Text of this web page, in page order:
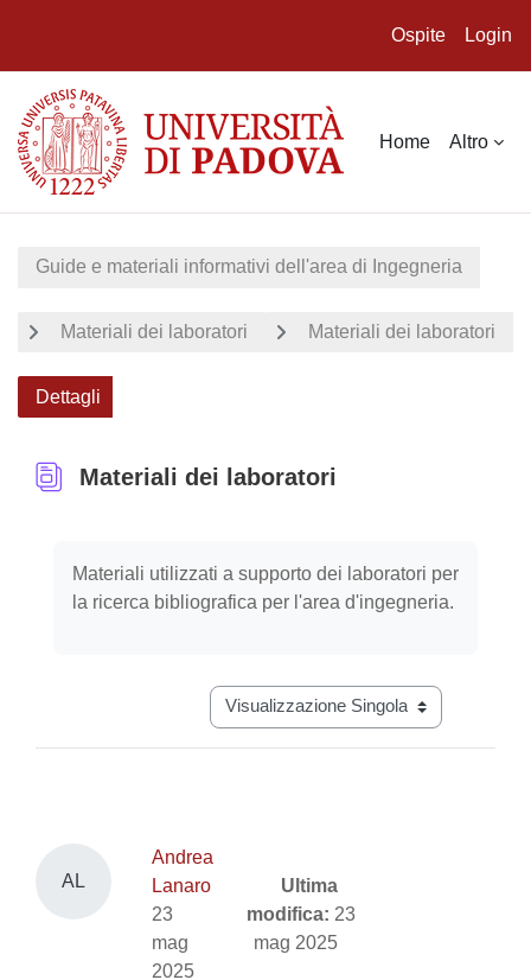
Ospite Login
Home Altro
Guide e materiali informativi dell'area di Ingegneria
Materiali dei laboratori Materiali dei laboratori
Dettagli
Materiali dei laboratori
Materiali utilizzati a supporto dei laboratori per
la ricerca bibliografica per l'area d'ingegneria.
Navigazione terziaria modalità
AL
Andrea
Lanaro
23
mag
2025
Ultima
modifica: 23
mag 2025